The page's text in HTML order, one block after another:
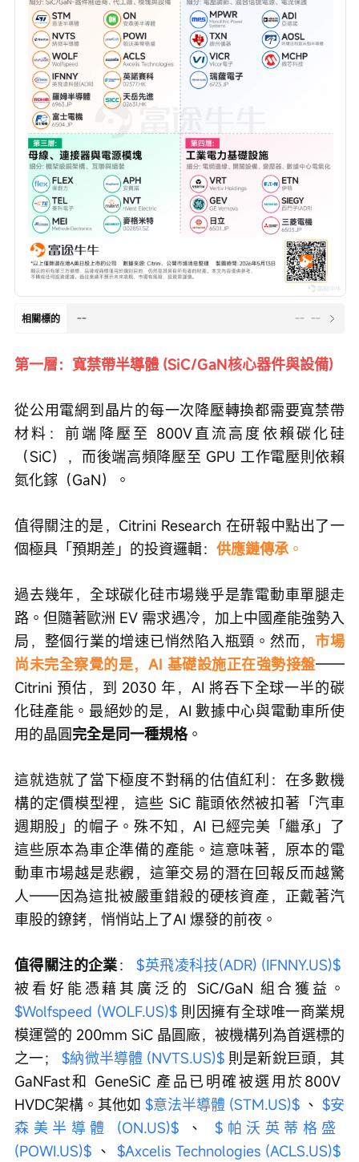
相關標的 -- -- --
第一層：寬禁帶半導體 (SiC/GaN核心器件與設備)
從公用電網到晶片的每一次降壓轉換都需要寬禁帶
材料：前端降壓至 800V直流高度依賴碳化硅
（SiC），而後端高頻降壓至 GPU 工作電壓則依賴
氮化鎵（GaN）。
值得關注的是，Citrini Research 在研報中點出了一
個極具「預期差」的投資邏輯： 供應鏈傳承。
過去幾年，全球碳化硅市場幾乎是靠電動車單腿走
路。但隨著歐洲 EV 需求遇冷，加上中國產能強勢入
局，整個行業的增速已悄然陷入瓶頸。然而， 市場
尚未完全察覺的是，AI 基礎設施正在強勢接盤——
Citrini 預估，到 2030 年，AI 將吞下全球一半的碳
化硅產能。最絕妙的是，AI 數據中心與電動車所使
用的晶圓完全是同一種規格。
這就造就了當下極度不對稱的估值紅利：在多數機
構的定價模型裡，這些 SiC 龍頭依然被扣著「汽車
週期股」的帽子。殊不知，AI 已經完美「繼承」了
這些原本為車企準備的產能。這意味著，原本的電
動車市場越是悲觀，這筆交易的潛在回報反而越驚
人——因為這批被嚴重錯殺的硬核資產，正戴著汽
車股的鐐銬，悄悄站上了AI 爆發的前夜。
值得關注的企業： $英飛凌科技(ADR) (IFNNY.US)$
被看好能憑藉其廣泛的 SiC/GaN 組合獲益。
$Wolfspeed (WOLF.US)$ 則因擁有全球唯一商業規
模運營的 200mm SiC 晶圓廠，被機構列為首選標的
之一； $納微半導體 (NVTS.US)$ 則是新銳巨頭，其
GaNFast和 GeneSiC 產品已明確被選用於800V
HVDC架構。其他如 $意法半導體 (STM.US)$ 、 $安
森美半導體 (ON.US)$ 、 $帕沃英蒂格盛
(POWI.US)$ 、 $Axcelis Technologies (ACLS.US)$